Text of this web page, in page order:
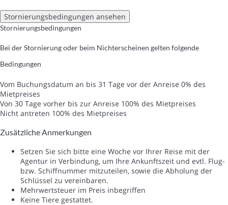
Stornierungsbedingungen ansehen
Stornierungsbedingungen
Bei der Stornierung oder beim Nichterscheinen gelten folgende
Bedingungen
Vom Buchungsdatum an bis 31 Tage vor der Anreise 0% des
Mietpreises
Von 30 Tage vorher bis zur Anreise 100% des Mietpreises
Nicht antreten 100% des Mietpreises
Zusätzliche Anmerkungen
Setzen Sie sich bitte eine Woche vor Ihrer Reise mit der
Agentur in Verbindung, um Ihre Ankunftszeit und evtl. Flug-
bzw. Schiffnummer mitzuteilen, sowie die Abholung der
Schlüssel zu vereinbaren.
Mehrwertsteuer im Preis inbegriffen
Keine Tiere gestattet.